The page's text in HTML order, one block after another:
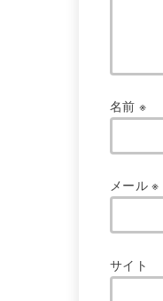
名前※
メール※
サイト